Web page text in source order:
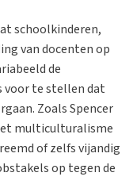
schoolkinderen,
van docenten op
de
voor te stellen dat
Zoals Spencer
multiculturalisme
of zelfs vijandig
op tegen de